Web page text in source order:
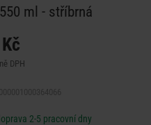
ml - stříbrná
DPH
2-5 pracovní dny